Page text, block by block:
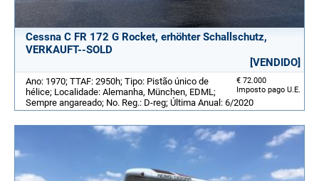
Cessna C FR 172 G Rocket, erhöhter Schallschutz,
VERKAUFT--SOLD
[VENDIDO]
€ 72.000
Imposto pago U.E.
Ano: 1970; TTAF: 2950h; Tipo: Pistão único de
hélice; Localidade: Alemanha, München, EDML;
Sempre angareado; No. Reg.: D-reg; Última Anual: 6/2020